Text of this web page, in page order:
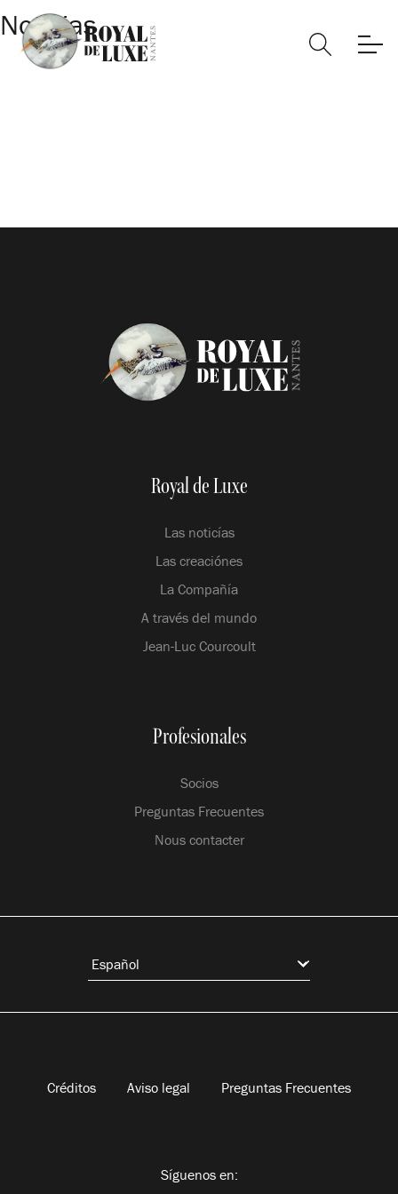
Noticias
Royal de Luxe
Las noticías
Las creaciónes
La Compañía
A través del mundo
Jean-Luc Courcoult
Profesionales
Socios
Preguntas Frecuentes
Nous contacter
Créditos Aviso legal Preguntas Frecuentes
Síguenos en: